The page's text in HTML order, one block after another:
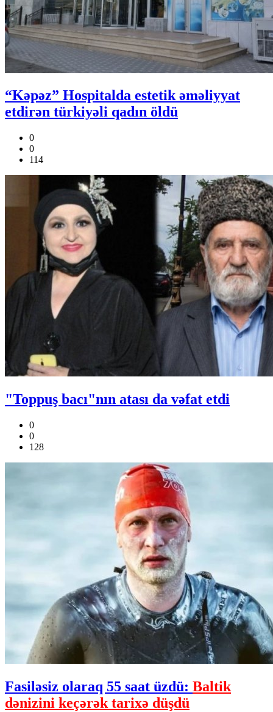
“Kəpəz” Hospitalda estetik əməliyyat
etdirən türkiyəli qadın öldü
0
0
114
"Toppuş bacı"nın atası da vəfat etdi
0
0
128
Fasiləsiz olaraq 55 saat üzdü: Baltik
dənizini keçərək tarixə düşdü